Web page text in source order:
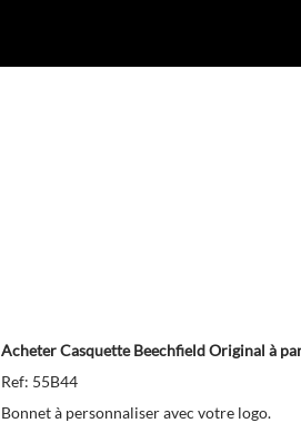
Acheter Casquette Beechfield Original à
Ref: 55B44
Bonnet à personnaliser avec votre logo.